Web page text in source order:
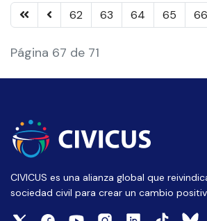
62 63 64 65 66
Página 67 de 71
CIVICUS es una alianza global que
sociedad civil para crear un cambio